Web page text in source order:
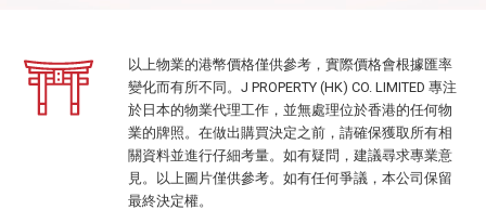
以上物業的港幣價格僅供參考，實際價格會根據匯率
變化而有所不同。J PROPERTY (HK) CO. LIMITED 專注
於日本的物業代理工作，並無處理位於香港的任何物
業的牌照。在做出購買決定之前，請確保獲取所有相
關資料並進行仔細考量。如有疑問，建議尋求專業意
見。以上圖片僅供參考。如有任何爭議，本公司保留
最終決定權。